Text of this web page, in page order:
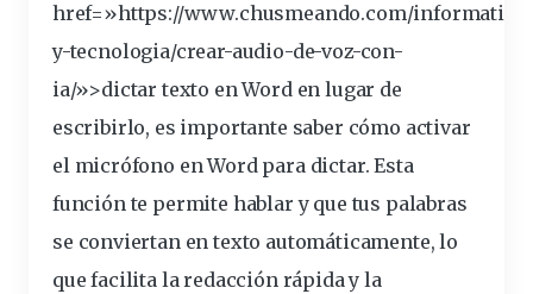
href=»https://www.chusmeando.com/informatica-
y-tecnologia/crear-audio-de-voz-con-
ia/»>dictar texto en Word en lugar de
escribirlo, es importante saber cómo activar
el micrófono en Word para dictar. Esta
funciónte permite hablar y que tus palabras
se conviertanen texto automáticamente, lo
quefacilitalaredacción rápiday la